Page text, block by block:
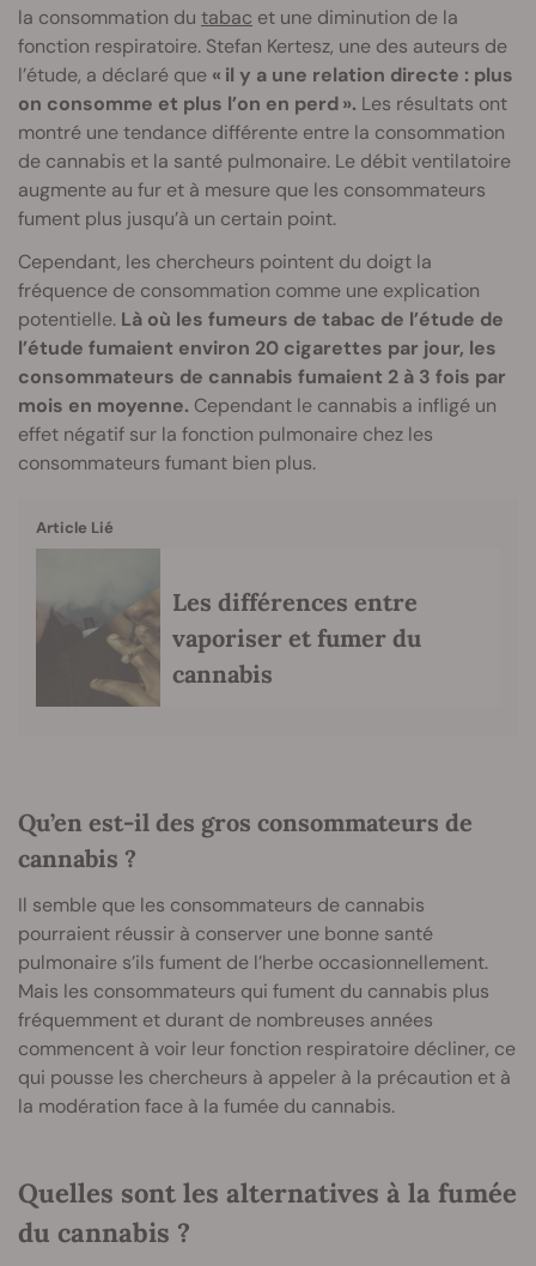
la consommation du tabac et une diminution de la
fonction respiratoire. Stefan Kertesz, une des auteurs de
l’étude, a déclaré que « il y a une relation directe : plus
on consomme et plus l’on en perd ». Les résultats ont
montré une tendance différente entre la consommation
de cannabis et la santé pulmonaire. Le débit ventilatoire
augmente au fur et à mesure que les consommateurs
fument plus jusqu’à un certain point.
Cependant, les chercheurs pointent du doigt la
fréquence de consommation comme une explication
potentielle. Là où les fumeurs de tabac de l’étude de
l’étude fumaient environ 20 cigarettes par jour, les
consommateurs de cannabis fumaient 2 à 3 fois par
mois en moyenne. Cependant le cannabis a infligé un
effet négatif sur la fonction pulmonaire chez les
consommateurs fumant bien plus.
Article Lié
Les différences entre
vaporiser et fumer du
cannabis
Qu’en est-il des gros consommateurs de
cannabis ?
Il semble que les consommateurs de cannabis
pourraient réussir à conserver une bonne santé
pulmonaire s’ils fument de l’herbe occasionnellement.
Mais les consommateurs qui fument du cannabis plus
fréquemment et durant de nombreuses années
commencent à voir leur fonction respiratoire décliner, ce
qui pousse les chercheurs à appeler à la précaution et à
la modération face à la fumée du cannabis.
Quelles sont les alternatives à la fumée
du cannabis ?